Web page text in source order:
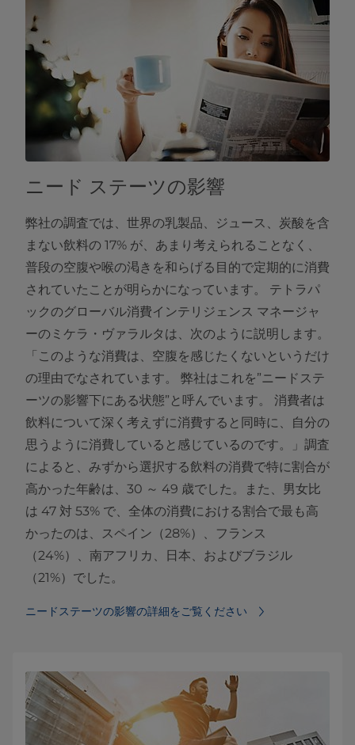
ニード ステーツの影響
弊社の調査では、世界の乳製品、ジュース、炭酸を含
まない飲料の 17% が、あまり考えられることなく、
普段の空腹や喉の渇きを和らげる目的で定期的に消費
されていたことが明らかになっています。 テトラパ
ックのグローバル消費インテリジェンス マネージャ
ーのミケラ・ヴァラルタは、次のように説明します。
「このような消費は、空腹を感じたくないというだけ
の理由でなされています。 弊社はこれを”ニードステ
ーツの影響下にある状態”と呼んでいます。 消費者は
飲料について深く考えずに消費すると同時に、自分の
思うように消費していると感じているのです。」調査
によると、みずから選択する飲料の消費で特に割合が
高かった年齢は、30 ～ 49 歳でした。また、男女比
は 47 対 53% で、全体の消費における割合で最も高
かったのは、スペイン（28%）、フランス
（24%）、南アフリカ、日本、およびブラジル
（21%）でした。
ニードステーツの影響の詳細をご覧ください